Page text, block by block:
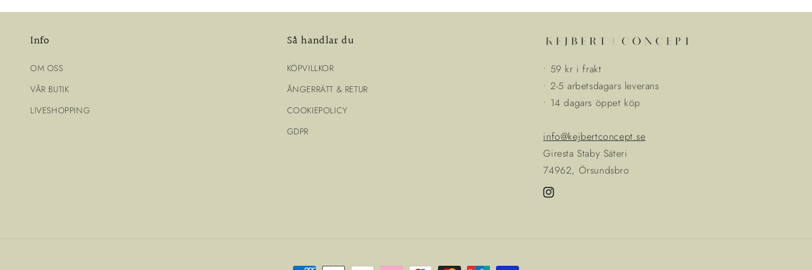
Info
OM OSS
VÅR BUTIK
LIVESHOPPING
Så handlar du
KÖPVILLKOR
ÅNGERRÄTT & RETUR
COOKIEPOLICY
GDPR
• 59 kr i frakt
• 2-5 arbetsdagars leverans
• 14 dagars öppet köp
info@kejbertconcept.se
Giresta Staby Säteri
74962, Örsundsbro
Instagram